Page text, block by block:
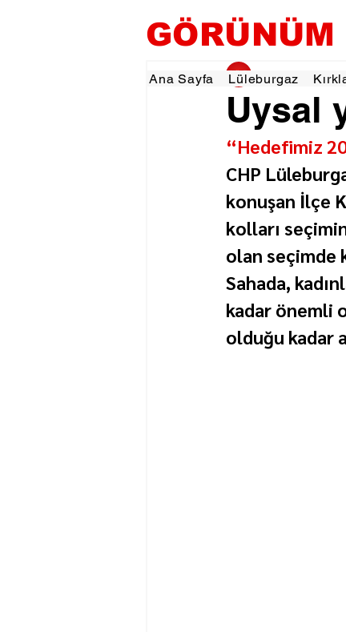
GÖRÜNÜM
Ana Sayfa Lüleburgaz
Uysal
gorunumhaber
“Hedefimiz
CHP
konuşan İlçe
kolları
olan seçimde
Sahada,
kadar önemli
olduğu kadar